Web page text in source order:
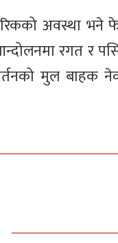
अवस्था भने
रगत र
मुल